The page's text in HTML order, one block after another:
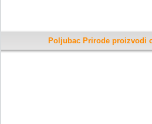
Poljubac Prirode proizvodi